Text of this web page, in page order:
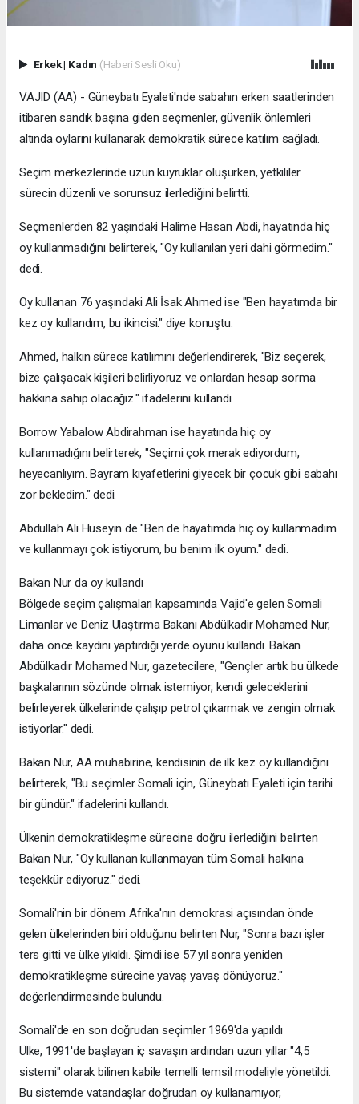
Erkek| Kadın (Haberi Sesli Oku)
VAJID (AA) - Güneybatı Eyaleti'nde sabahın erken saatlerinden
itibaren sandık başına giden seçmenler, güvenlik önlemleri
altında oylarını kullanarak demokratik sürece katılım sağladı.
Seçim merkezlerinde uzun kuyruklar oluşurken, yetkililer
sürecin düzenli ve sorunsuz ilerlediğini belirtti.
Seçmenlerden 82 yaşındaki Halime Hasan Abdi, hayatında hiç
oy kullanmadığını belirterek, "Oy kullanılan yeri dahi görmedim."
dedi.
Oy kullanan 76 yaşındaki Ali İsak Ahmed ise "Ben hayatımda bir
kez oy kullandım, bu ikincisi." diye konuştu.
Ahmed, halkın sürece katılımını değerlendirerek, "Biz seçerek,
bize çalışacak kişileri belirliyoruz ve onlardan hesap sorma
hakkına sahip olacağız." ifadelerini kullandı.
Borrow Yabalow Abdirahman ise hayatında hiç oy
kullanmadığını belirterek, "Seçimi çok merak ediyordum,
heyecanlıyım. Bayram kıyafetlerini giyecek bir çocuk gibi sabahı
zor bekledim." dedi.
Abdullah Ali Hüseyin de "Ben de hayatımda hiç oy kullanmadım
ve kullanmayı çok istiyorum, bu benim ilk oyum." dedi.
Bakan Nur da oy kullandı
Bölgede seçim çalışmaları kapsamında Vajid'e gelen Somali
Limanlar ve Deniz Ulaştırma Bakanı Abdülkadir Mohamed Nur,
daha önce kaydını yaptırdığı yerde oyunu kullandı. Bakan
Abdülkadir Mohamed Nur, gazetecilere, "Gençler artık bu ülkede
başkalarının sözünde olmak istemiyor, kendi geleceklerini
belirleyerek ülkelerinde çalışıp petrol çıkarmak ve zengin olmak
istiyorlar." dedi.
Bakan Nur, AA muhabirine, kendisinin de ilk kez oy kullandığını
belirterek, "Bu seçimler Somali için, Güneybatı Eyaleti için tarihi
bir gündür." ifadelerini kullandı.
Ülkenin demokratikleşme sürecine doğru ilerlediğini belirten
Bakan Nur, "Oy kullanan kullanmayan tüm Somali halkına
teşekkür ediyoruz." dedi.
Somali'nin bir dönem Afrika'nın demokrasi açısından önde
gelen ülkelerinden biri olduğunu belirten Nur, "Sonra bazı işler
ters gitti ve ülke yıkıldı. Şimdi ise 57 yıl sonra yeniden
demokratikleşme sürecine yavaş yavaş dönüyoruz."
değerlendirmesinde bulundu.
Somali'de en son doğrudan seçimler 1969'da yapıldı
Ülke, 1991'de başlayan iç savaşın ardından uzun yıllar "4,5
sistemi" olarak bilinen kabile temelli temsil modeliyle yönetildi.
Bu sistemde vatandaşlar doğrudan oy kullanamıyor,